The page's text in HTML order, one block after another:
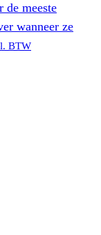
de meeste
wanneer ze
BTW